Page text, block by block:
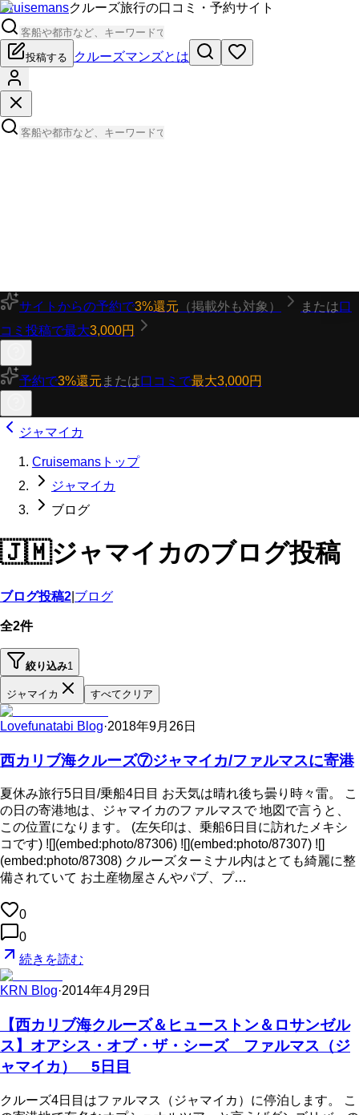
Cruisemansクルーズ旅行の口コミ・予約サイト
投稿する クルーズマンズとは
サイトからの予約で3%還元 （掲載外も対象） または口
コミ投稿で最大3,000円
予約で3%還元 または口コミで最大3,000円
ジャマイカ
Cruisemansトップ
ジャマイカ
ブログ
🇯🇲ジャマイカのブログ投稿
ブログ投稿2 ブログ
全2件
絞り込み1
ジャマイカ すべてクリア
Lovefunatabi Blog·2018年9月26日
西カリブ海クルーズ⑦ジャマイカ/ファルマスに寄港
夏休み旅行5日目/乗船4日目 お天気は晴れ後ち曇り時々雷。 こ
の日の寄港地は、ジャマイカのファルマスで 地図で言うと、
この位置になります。 (左矢印は、乗船6日目に訪れたメキシ
コです) ![](embed:photo/87306) ![](embed:photo/87307) ![]
(embed:photo/87308) クルーズターミナル内はとても綺麗に整
備されていて お土産物屋さんやパブ、プ…
0
0
続きを読む
KRN Blog·2014年4月29日
【西カリブ海クルーズ＆ヒューストン＆ロサンゼル
ス】オアシス・オブ・ザ・シーズ ファルマス（ジ
ャマイカ） 5日目
クルーズ4日目はファルマス（ジャマイカ）に停泊します。 こ